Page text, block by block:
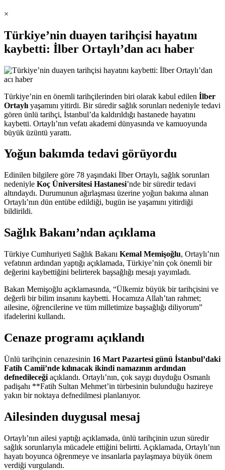
×
Türkiye’nin duayen tarihçisi hayatını
kaybetti: İlber Ortaylı’dan acı haber
Türkiye’nin en önemli tarihçilerinden biri olarak kabul edilen İlber
Ortaylı yaşamını yitirdi. Bir süredir sağlık sorunları nedeniyle tedavi
gören ünlü tarihçi, İstanbul’da kaldırıldığı hastanede hayatını
kaybetti. Ortaylı’nın vefatı akademi dünyasında ve kamuoyunda
büyük üzüntü yarattı.
Yoğun bakımda tedavi görüyordu
Edinilen bilgilere göre 78 yaşındaki İlber Ortaylı, sağlık sorunları
nedeniyle Koç Üniversitesi Hastanesi’nde bir süredir tedavi
altındaydı. Durumunun ağırlaşması üzerine yoğun bakıma alınan
Ortaylı’nın dün entübe edildiği, bugün ise yaşamını yitirdiği
bildirildi.
Sağlık Bakanı’ndan açıklama
Türkiye Cumhuriyeti Sağlık Bakanı Kemal Memişoğlu, Ortaylı’nın
vefatının ardından yaptığı açıklamada, Türkiye’nin çok önemli bir
değerini kaybettiğini belirterek başsağlığı mesajı yayımladı.
Bakan Memişoğlu açıklamasında, “Ülkemiz büyük bir tarihçisini ve
değerli bir bilim insanını kaybetti. Hocamıza Allah’tan rahmet;
ailesine, öğrencilerine ve tüm milletimize başsağlığı diliyorum”
ifadelerini kullandı.
Cenaze programı açıklandı
Ünlü tarihçinin cenazesinin 16 Mart Pazartesi günü İstanbul’daki
Fatih Camii’nde kılınacak ikindi namazının ardından
defnedileceği açıklandı. Ortaylı’nın, çok saygı duyduğu Osmanlı
padişahı **Fatih Sultan Mehmet’in türbesinin bulunduğu hazireye
yakın bir noktaya defnedilmesi planlanıyor.
Ailesinden duygusal mesaj
Ortaylı’nın ailesi yaptığı açıklamada, ünlü tarihçinin uzun süredir
sağlık sorunlarıyla mücadele ettiğini belirtti. Açıklamada, Ortaylı’nın
hayatı boyunca öğrenmeye ve insanlarla paylaşmaya büyük önem
verdiği vurgulandı.